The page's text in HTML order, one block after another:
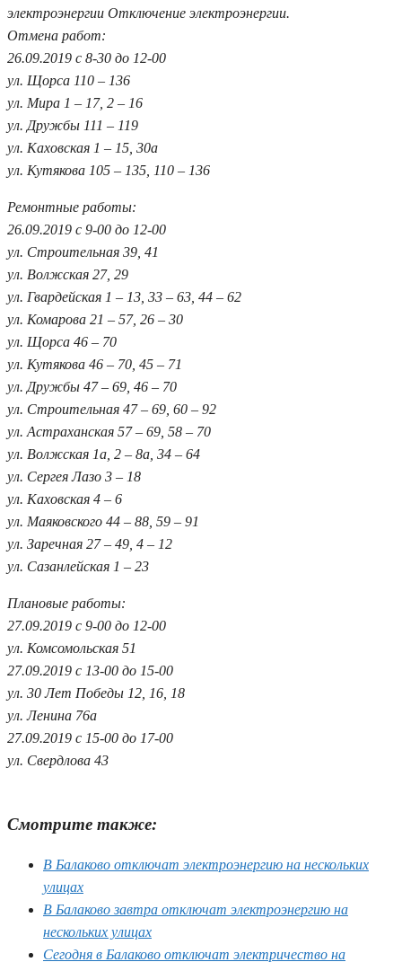
электроэнергии Отключение электроэнергии.
Отмена работ:
26.09.2019 с 8-30 до 12-00
ул. Щорса 110 – 136
ул. Мира 1 – 17, 2 – 16
ул. Дружбы 111 – 119
ул. Каховская 1 – 15, 30а
ул. Кутякова 105 – 135, 110 – 136
Ремонтные работы:
26.09.2019 с 9-00 до 12-00
ул. Строительная 39, 41
ул. Волжская 27, 29
ул. Гвардейская 1 – 13, 33 – 63, 44 – 62
ул. Комарова 21 – 57, 26 – 30
ул. Щорса 46 – 70
ул. Кутякова 46 – 70, 45 – 71
ул. Дружбы 47 – 69, 46 – 70
ул. Строительная 47 – 69, 60 – 92
ул. Астраханская 57 – 69, 58 – 70
ул. Волжская 1а, 2 – 8а, 34 – 64
ул. Сергея Лазо 3 – 18
ул. Каховская 4 – 6
ул. Маяковского 44 – 88, 59 – 91
ул. Заречная 27 – 49, 4 – 12
ул. Сазанлейская 1 – 23
Плановые работы:
27.09.2019 с 9-00 до 12-00
ул. Комсомольская 51
27.09.2019 с 13-00 до 15-00
ул. 30 Лет Победы 12, 16, 18
ул. Ленина 76а
27.09.2019 с 15-00 до 17-00
ул. Свердлова 43
Смотрите также:
В Балаково отключат электроэнергию на нескольких
улицах
В Балаково завтра отключат электроэнергию на
нескольких улицах
Сегодня в Балаково отключат электричество на